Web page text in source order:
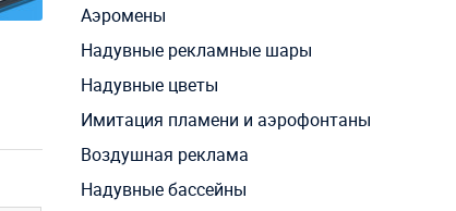
Аэромены
Надувные рекламные шары
Надувные цветы
Имитация пламени и аэрофонтаны
Воздушная реклама
Надувные бассейны